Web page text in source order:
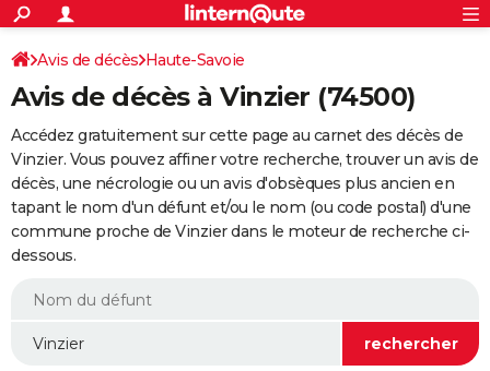
ACTUALITÉS
Politique
Société
Faits Divers
Education
Monde
Villes
+
SPORT
Coupe du monde 2026
Football
Tennis
Cyclisme
Rugby
Forum
Programme TV
TNT
Streaming
Cinéma
Sorties cinéma
Musique
+
FINANCE
Retraite
Epargne
Immobilier
Risques naturels par ville
Assurance
AUTO
Essais
Réserver un essai
Citadines
Berlines
SUV
Forum auto
+
HIGH-TECH
BRICOLAGE
WEEK-END
S'inscrire
Connexion
Avis de décès Haute-Savoie
Avis de décès à Vinzier (74500)
Accédez gratuitement sur cette page au carnet des décès de
Vinzier. Vous pouvez affiner votre recherche, trouver un avis de
décès, une nécrologie ou un avis d'obsèques plus ancien en
tapant le nom d'un défunt et/ou le nom (ou code postal) d'une
commune proche de Vinzier dans le moteur de recherche ci-
dessous.